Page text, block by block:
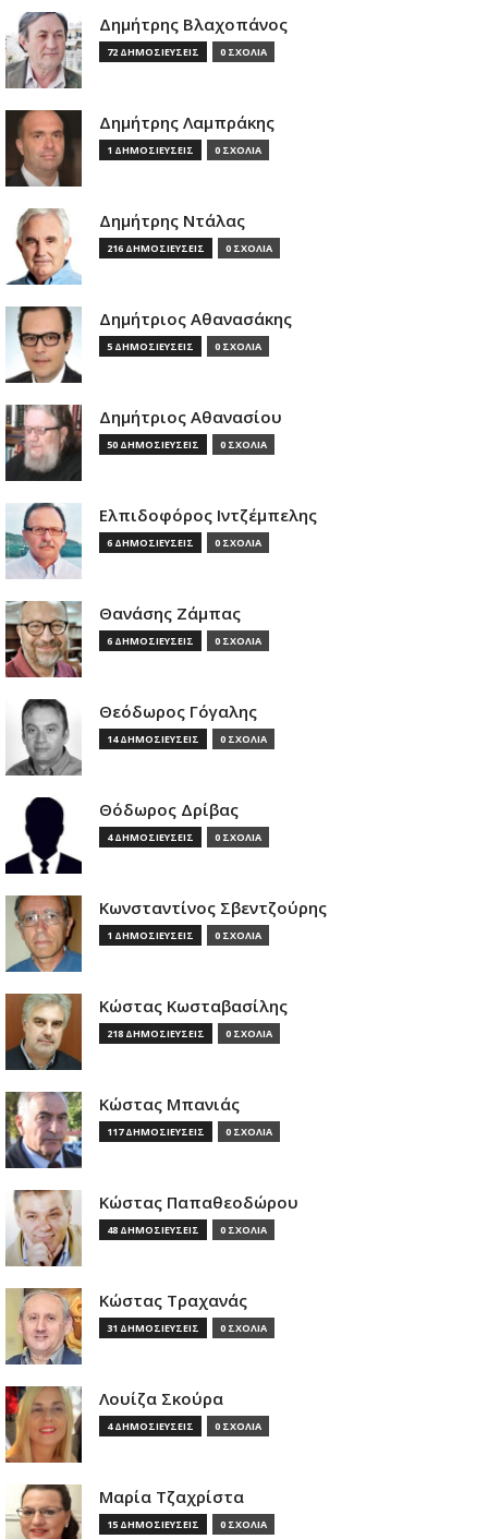
Δημήτρης Βλαχοπάνος
72 ΔΗΜΟΣΙΕΥΣΕΙΣ 0 ΣΧΟΛΙΑ
Δημήτρης Λαμπράκης
1 ΔΗΜΟΣΙΕΥΣΕΙΣ 0 ΣΧΟΛΙΑ
Δημήτρης Ντάλας
216 ΔΗΜΟΣΙΕΥΣΕΙΣ 0 ΣΧΟΛΙΑ
Δημήτριος Αθανασάκης
5 ΔΗΜΟΣΙΕΥΣΕΙΣ 0 ΣΧΟΛΙΑ
Δημήτριος Αθανασίου
50 ΔΗΜΟΣΙΕΥΣΕΙΣ 0 ΣΧΟΛΙΑ
Ελπιδοφόρος Ιντζέμπελης
6 ΔΗΜΟΣΙΕΥΣΕΙΣ 0 ΣΧΟΛΙΑ
Θανάσης Ζάμπας
6 ΔΗΜΟΣΙΕΥΣΕΙΣ 0 ΣΧΟΛΙΑ
Θεόδωρος Γόγαλης
14 ΔΗΜΟΣΙΕΥΣΕΙΣ 0 ΣΧΟΛΙΑ
Θόδωρος Δρίβας
4 ΔΗΜΟΣΙΕΥΣΕΙΣ 0 ΣΧΟΛΙΑ
Κωνσταντίνος Σβεντζούρης
1 ΔΗΜΟΣΙΕΥΣΕΙΣ 0 ΣΧΟΛΙΑ
Κώστας Κωσταβασίλης
218 ΔΗΜΟΣΙΕΥΣΕΙΣ 0 ΣΧΟΛΙΑ
Κώστας Μπανιάς
117 ΔΗΜΟΣΙΕΥΣΕΙΣ 0 ΣΧΟΛΙΑ
Κώστας Παπαθεοδώρου
48 ΔΗΜΟΣΙΕΥΣΕΙΣ 0 ΣΧΟΛΙΑ
Κώστας Τραχανάς
31 ΔΗΜΟΣΙΕΥΣΕΙΣ 0 ΣΧΟΛΙΑ
Λουίζα Σκούρα
4 ΔΗΜΟΣΙΕΥΣΕΙΣ 0 ΣΧΟΛΙΑ
Μαρία Τζαχρίστα
15 ΔΗΜΟΣΙΕΥΣΕΙΣ 0 ΣΧΟΛΙΑ